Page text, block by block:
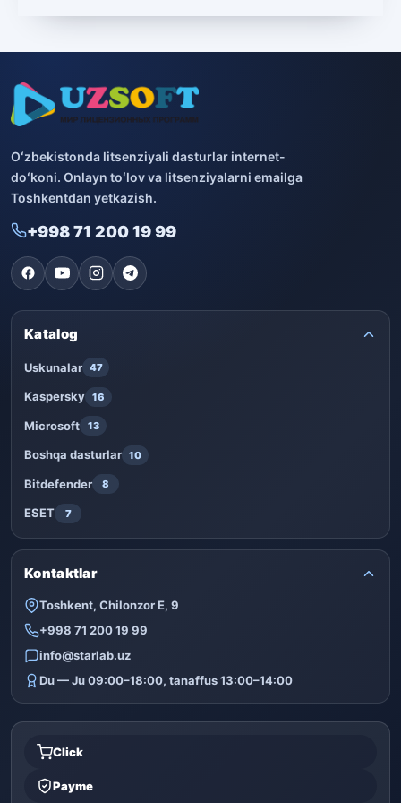
Boshqa dasturlar 10
ESET
PRO32
Dr.Web
Jivo
Oʻzbekistonda litsenziyali dasturlar internet-
doʻkoni. Onlayn toʻlov va litsenziyalarni emailga
Toshkentdan yetkazish.
+998 71 200 19 99
Katalog
Uskunalar 47
Kaspersky 16
Microsoft 13
Boshqa dasturlar 10
Bitdefender 8
ESET 7
Kontaktlar
Toshkent, Chilonzor E, 9
+998 71 200 19 99
info@starlab.uz
Du — Ju 09:00–18:00, tanaffus 13:00–14:00
Click
Payme